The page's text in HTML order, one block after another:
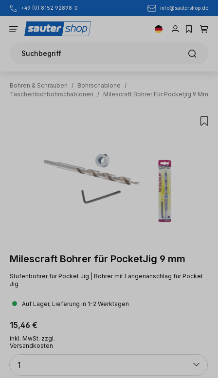
Zum Hauptinhalt springen
+49 (0) 8152 92898-0 info@sautershop.de
Suchbegriff
Bohren & Schrauben / Bohrschablone
/
Taschenlochbohrschablonen
/ Milescraft Bohrer Für Pocketjig 9 Mm
Milescraft Bohrer für PocketJig 9 mm
Stufenbohrer für Pocket Jig | Bohrer mit Längenanschlag für Pocket
Jig
Auf Lager, Lieferung in 1-2 Werktagen
Regulärer Preis:
15,46 €
inkl. MwSt. zzgl.
Versandkosten
Anzahl
1